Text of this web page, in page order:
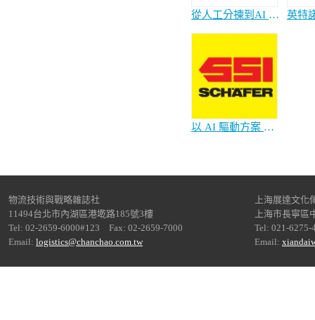
從人工分揀到AI 決策 用演算法重構臺灣物流DNA
以 AI 驅動方案 革新您的倉庫
物流技術與戰略雜誌社
11494台北市內湖區港墘路185號3樓
Tel: 02-2659-6000#123 Fax: 02-2659-7000
Email: logistics@chanchao.com.tw
上海展達文化
上海市長寧區
Tel: 021-6275-
Email: